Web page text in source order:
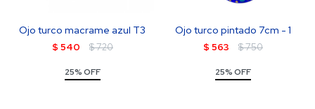
Ojo turco macrame azul T3
$ 540 $720
25% OFF
Ojo turco pintado 7cm - 1
$ 563 $750
25% OFF